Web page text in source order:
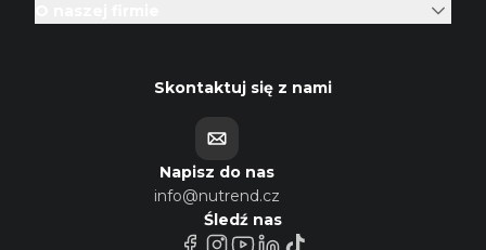
Skontaktuj się z nami
Napisz do nas
info@nutrend.cz
Śledź nas